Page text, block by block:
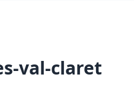
val-claret